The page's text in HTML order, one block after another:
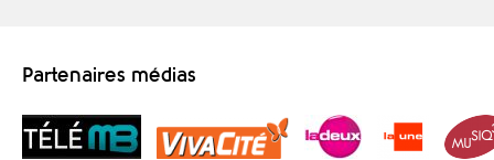
Partenaires médias